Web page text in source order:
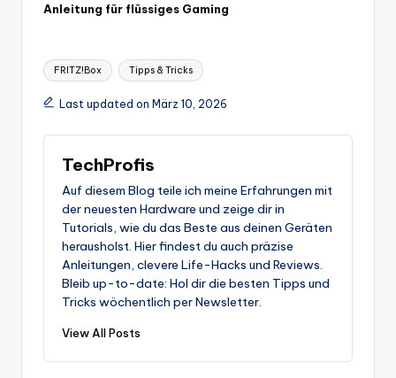
Anleitung für flüssiges Gaming
Tags:
FRITZ!Box Tipps & Tricks
Last updated on März 10, 2026
TechProfis
Auf diesem Blog teile ich meine Erfahrungen mit
der neuesten Hardware und zeige dir in
Tutorials, wie du das Beste aus deinen Geräten
herausholst. Hier findest du auch präzise
Anleitungen, clevere Life-Hacks und Reviews.
Bleib up-to-date: Hol dir die besten Tipps und
Tricks wöchentlich per Newsletter.
View All Posts